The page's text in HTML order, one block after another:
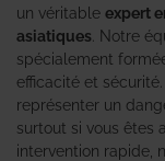
un véritable expert
asiatiques . Notre
spécialement
efficacité et
représenter un
surtout si vous êtes
intervention rapide,